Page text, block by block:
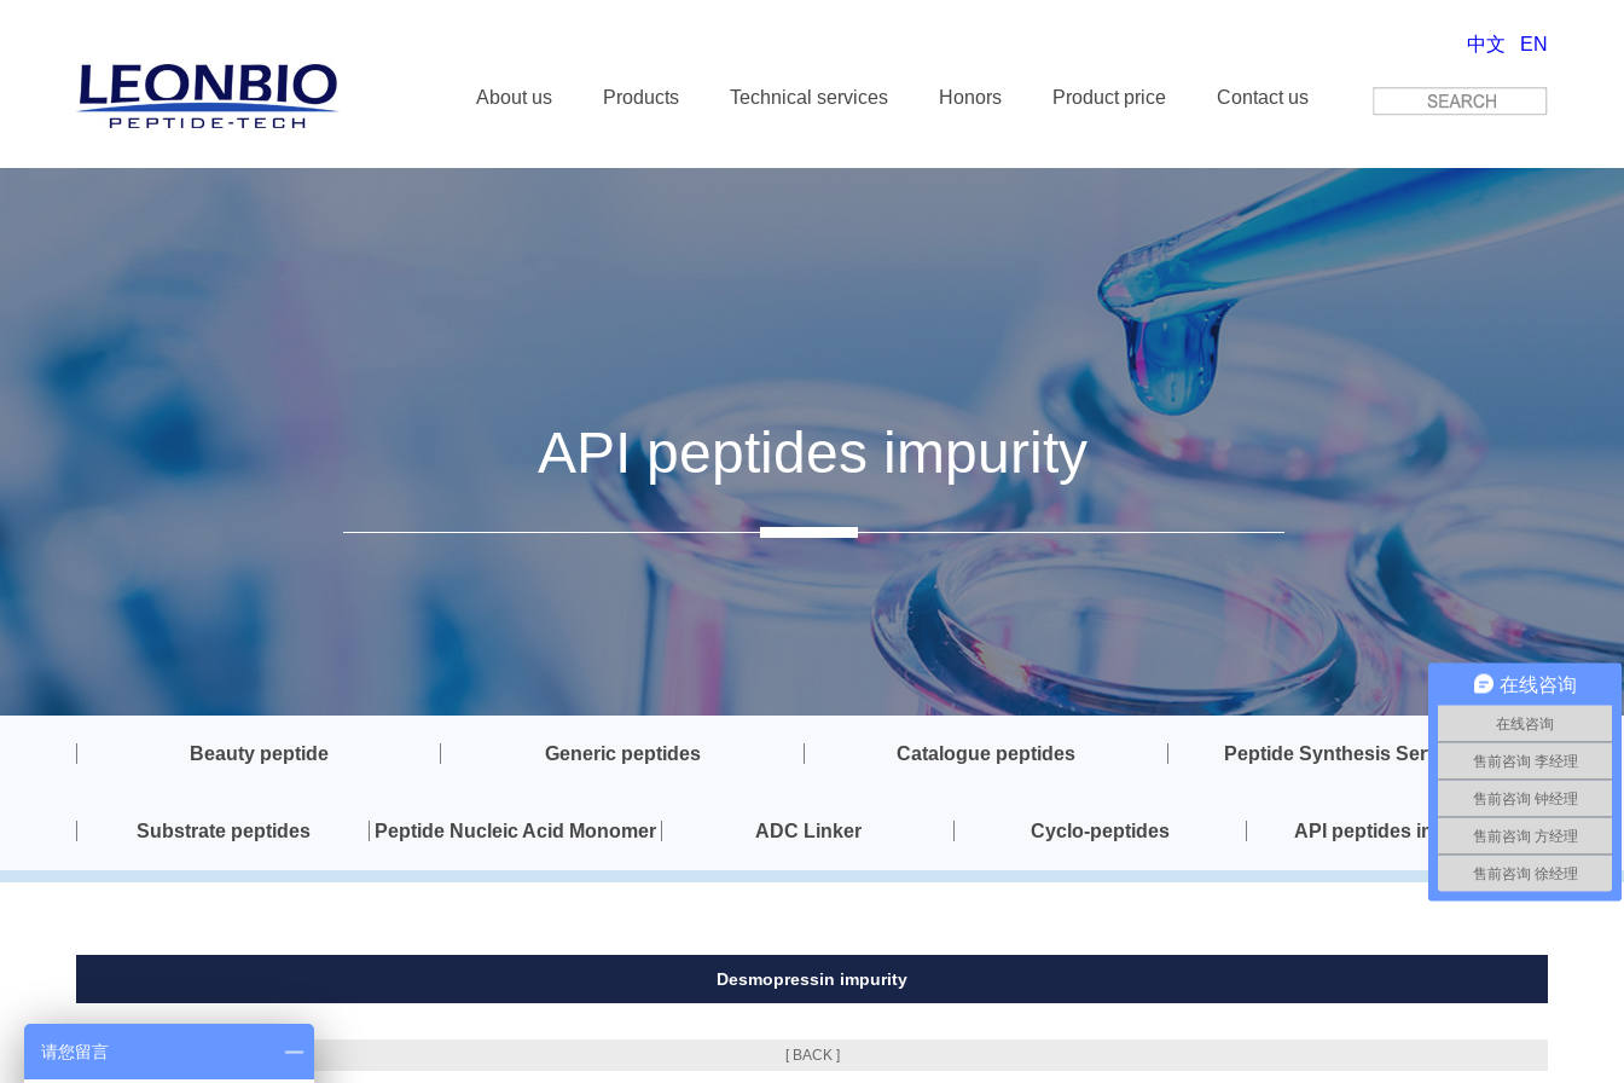
中文 EN
About us Products Technical services Honors Product price Contact us
API peptides impurity
Beauty peptide Generic peptides Catalogue peptides Peptide Synthesis Services
Substrate peptides Peptide Nucleic Acid Monomer ADC Linker Cyclo-peptides API peptides impurity
Desmopressin impurity
[ BACK ]
在线咨询
在线咨询
售前咨询 李经理
售前咨询 钟经理
售前咨询 方经理
售前咨询 徐经理
请您留言